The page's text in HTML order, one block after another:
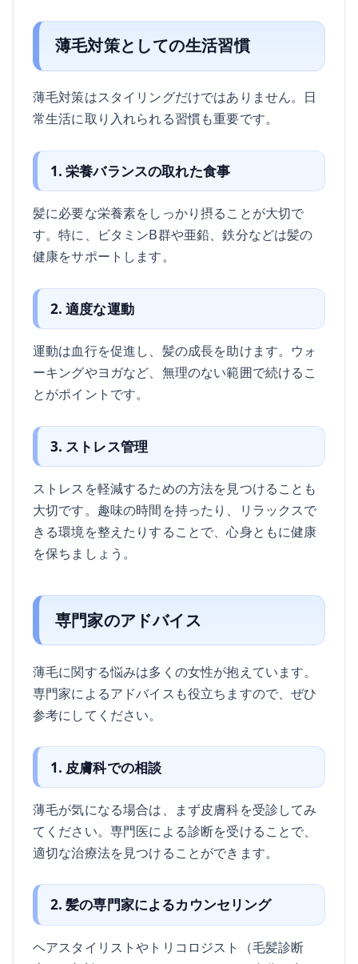
薄毛対策としての生活習慣
薄毛対策はスタイリングだけではありません。日
常生活に取り入れられる習慣も重要です。
1. 栄養バランスの取れた食事
髪に必要な栄養素をしっかり摂ることが大切で
す。特に、ビタミンB群や亜鉛、鉄分などは髪の
健康をサポートします。
2. 適度な運動
運動は血行を促進し、髪の成長を助けます。ウォ
ーキングやヨガなど、無理のない範囲で続けるこ
とがポイントです。
3. ストレス管理
ストレスを軽減するための方法を見つけることも
大切です。趣味の時間を持ったり、リラックスで
きる環境を整えたりすることで、心身ともに健康
を保ちましょう。
専門家のアドバイス
薄毛に関する悩みは多くの女性が抱えています。
専門家によるアドバイスも役立ちますので、ぜひ
参考にしてください。
1. 皮膚科での相談
薄毛が気になる場合は、まず皮膚科を受診してみ
てください。専門医による診断を受けることで、
適切な治療法を見つけることができます。
2. 髪の専門家によるカウンセリング
ヘアスタイリストやトリコロジスト（毛髪診断